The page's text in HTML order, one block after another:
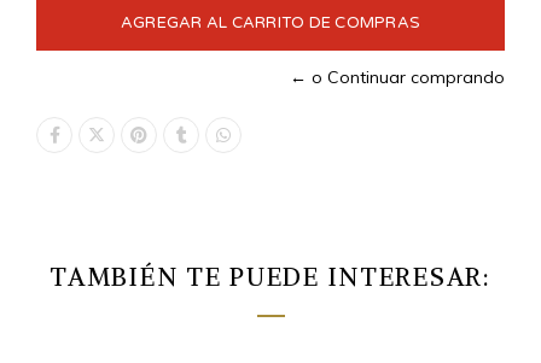
← o Continuar comprando
TAMBIÉN TE PUEDE INTERESAR: